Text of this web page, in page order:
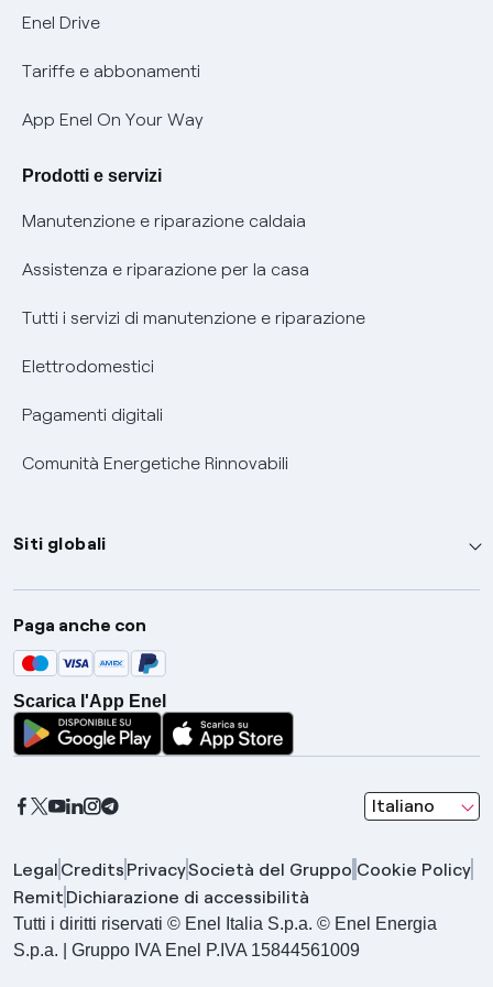
Informativa Privacy AI
Mobilità Elettrica
Phishing e truffe online
Verifica chi ti ha chiamato
Agevolazione utenti con disabilità per offerte Fibra
Informativa RAEE
Enel Drive
Tariffe e abbonamenti
App Enel On Your Way
Prodotti e servizi
Manutenzione e riparazione caldaia
Assistenza e riparazione per la casa
Tutti i servizi di manutenzione e riparazione
Elettrodomestici
Pagamenti digitali
Comunità Energetiche Rinnovabili
Siti globali
Enel Group
Enel Green Power
Global Trading
Global Procurement
Gridspertise
Paga anche con
Scarica l'App Enel
Italiano
seleziona una
Legal Credits PrivacySocietà del Gruppo Cookie Policy
Remit Dichiarazione di accessibilità
Tutti i diritti riservati © Enel Italia S.p.a. © Enel Energia
S.p.a. | Gruppo IVA Enel P.IVA 15844561009